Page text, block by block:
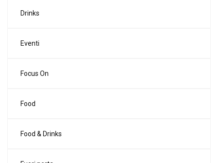
Drinks
Eventi
Focus On
Food
Food & Drinks